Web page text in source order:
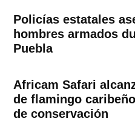
Policías estatales
hombres armados
Puebla
Africam Safari
de flamingo
de conservación